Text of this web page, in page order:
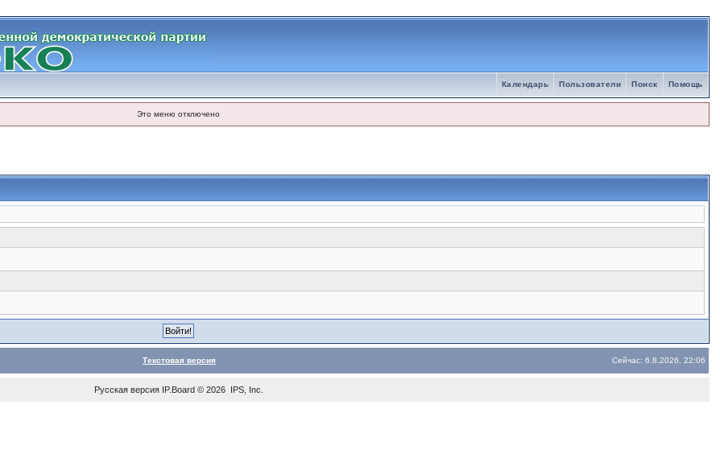
Помощь
Поиск
Пользователи
Календарь
Это меню отключено
Текстовая версия Сейчас: 6.8.2026, 22:06
Русская версия IP.Board© 2026 IPS, Inc